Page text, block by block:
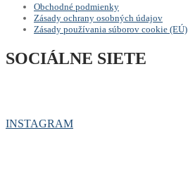
Obchodné podmienky
Zásady ochrany osobných údajov
Zásady používania súborov cookie (EÚ)
SOCIÁLNE SIETE
INSTAGRAM